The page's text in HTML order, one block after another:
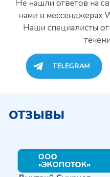
Не нашли ответов на
нами в мессенджерах
Наши специалисты
TELEGRAM
ОТЗЫВЫ
ООО
«ЭКОПОТОК»